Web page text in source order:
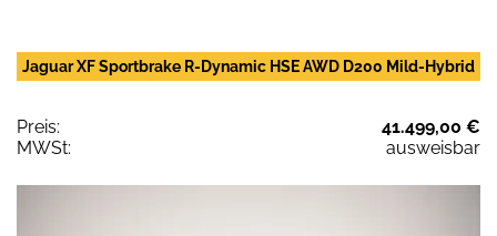
Jaguar XF Sportbrake R-Dynamic HSE AWD D200 Mild-Hybrid
Preis:
41.499,00 €
MWSt:
ausweisbar